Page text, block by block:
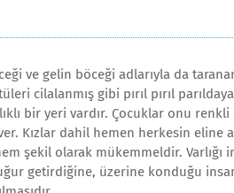
ve gelin böceği adlarıyla da
cilalanmış gibi pırıl pırıl
bir yeri vardır. Çocuklar onu
Kızlar dahil hemen herkesin eline
şekil olarak mükemmeldir. Varlığı
getirdiğine, üzerine konduğu